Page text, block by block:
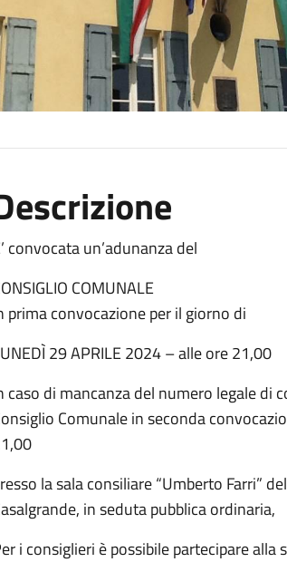
convocata un’adunanza del
COMUNALE
prima convocazione per il giorno di
29 APRILE 2024 – alle ore 21,00
caso di mancanza del numero legale di
Comunale in seconda
la sala consiliare “Umberto Farri”
in seduta pubblica ordinaria,
i consiglieri è possibile partecipare